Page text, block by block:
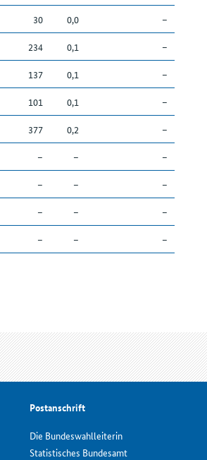
30 0,0
–
234 0,1
–
137 0,1
–
101 0,1
–
377 0,2
–
– –
–
– –
–
– –
–
– – –
Postanschrift
Die Bundeswahlleiterin
Statistisches Bundesamt